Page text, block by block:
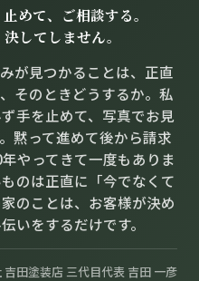
めて、ご相談する。
してしません。
が見つかることは、正直
そのときどうするか。私
手を止めて、写真でお見
黙って進めて後から請求
やってきて一度もありま
のは正直に「今でなくて
のことは、お客様が決め
いをするだけです。
田塗装店 三代目代表 吉田 一彦